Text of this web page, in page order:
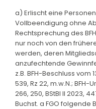
a) Erlischt eine
Vollbeendigung ohne
Rechtsprechung des
nur noch von den
werden, deren
anzufechtende
z.B. BFH-Beschluss vom
539, Rz 22, m.w.N.; BFH-
266, 250, BStBl II 2023,
Buchst. a FGO folgende